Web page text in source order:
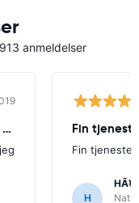
anmeldelser
Klokkeslett ville ikke samarbeide når Fin
Fin tjeneste
H